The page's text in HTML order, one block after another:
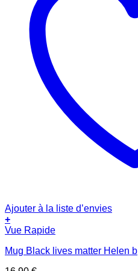
Ajouter à la liste d’envies
+
Vue Rapide
Mug Black lives matter Helen b